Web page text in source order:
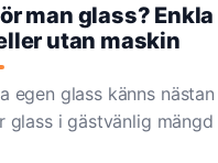
man glass?
utan maskin
egen glass känns
glass i gästvänlig